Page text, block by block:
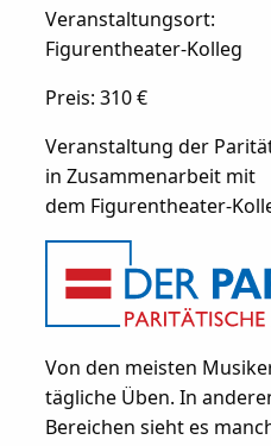
Veranstaltungsort:
Figurentheater-Kolleg
Preis: 310 €
Veranstaltung der
in Zusammenarbeit mit
dem Figurentheater-
Von den meisten
tägliche Üben. In
Bereichen sieht es